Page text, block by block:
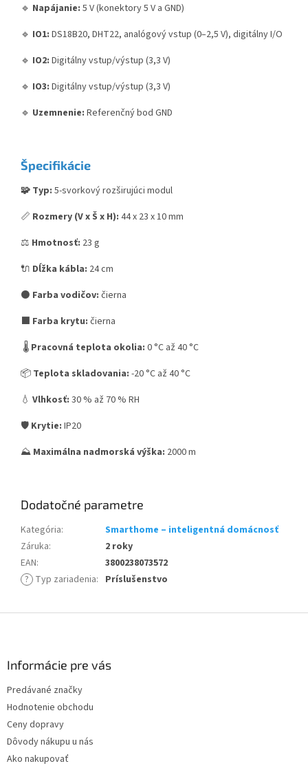
🔹 Napájanie: 5 V (konektory 5 V a GND)
🔹 IO1: DS18B20, DHT22, analógový vstup (0–2,5 V), digitálny I/O
🔹 IO2: Digitálny vstup/výstup (3,3 V)
🔹 IO3: Digitálny vstup/výstup (3,3 V)
🔹 Uzemnenie: Referenčný bod GND
Špecifikácie
🧩 Typ: 5-svorkový rozširujúci modul
📏 Rozmery (V x Š x H): 44 x 23 x 10 mm
⚖️ Hmotnosť: 23 g
🔌 Dĺžka kábla: 24 cm
⚫ Farba vodičov: čierna
⬛ Farba krytu: čierna
🌡️ Pracovná teplota okolia: 0 °C až 40 °C
📦 Teplota skladovania: -20 °C až 40 °C
💧 Vlhkosť: 30 % až 70 % RH
🛡️ Krytie: IP20
⛰️ Maximálna nadmorská výška: 2000 m
Dodatočné parametre
Kategória:
Smarthome – inteligentná domácnosť
Záruka:
2 roky
EAN:
3800238073572
? Typ zariadenia: Príslušenstvo
Informácie pre vás
Predávané značky
Hodnotenie obchodu
Ceny dopravy
Dôvody nákupu u nás
Ako nakupovať